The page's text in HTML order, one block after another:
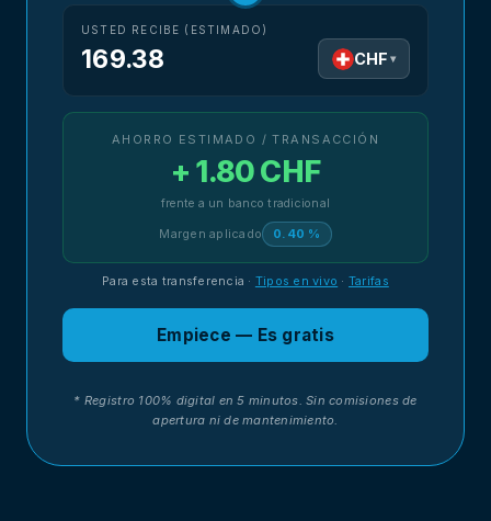
USTED RECIBE (ESTIMADO)
169.38 CHF ▾
AHORRO ESTIMADO / TRANSACCIÓN
+ 1.80 CHF
frente a un banco tradicional
Margen aplicado 0.40 %
Para esta transferencia · Tipos en vivo · Tarifas
Empiece — Es gratis
* Registro 100% digital en 5 minutos. Sin comisiones de
apertura ni de mantenimiento.